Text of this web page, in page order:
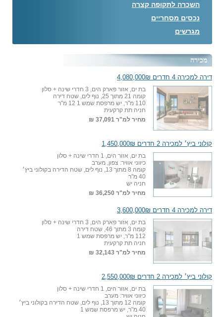
השכרה לתקופה קצרה
נכסים מסחריים
מגרשים
מכירה
דירה למכירה 4 חדרים 4,080,000₪
בת ים, אזור פארק הים, 3 חדרי שינה + סלון
קומה 21 מתוך 25, נוף לים, שטח דירה
110 מ"ר, יש מרפסת שמש 1 12 מ"ר
חניה תת קרקעית
מחיר למ"ר 37,091 ₪
קולוני ביץ׳ למכירה 2 חדרים 1,450,000₪
בת ים, אזור הים, 1 חדרי שינה + סלון
כיווני אוויר: צפון, מערב
קומה 8 מתוך 13, נוף לים, שטח הדירה בקולוני ביץ׳
40 מ"ר
חניה יש
מחיר למ"ר 36,250 ₪
דירה למכירה 4 חדרים 3,600,000₪
בת ים, אזור פארק הים, 3 חדרי שינה + סלון
קומה 3 מתוך 46, שטח דירה
112 מ"ר, יש מרפסת שמש 1
חניה תת קרקעית
מחיר למ"ר 32,143 ₪
קולוני ביץ׳ למכירה 2 חדרים 2,550,000₪
בת ים, אזור הים, 1 חדרי שינה + סלון
כיווני אוויר: מערב
קומה 12 מתוך 13, נוף לים, שטח הדירה בקולוני ביץ׳
40 מ"ר, יש מרפסת שמש 1